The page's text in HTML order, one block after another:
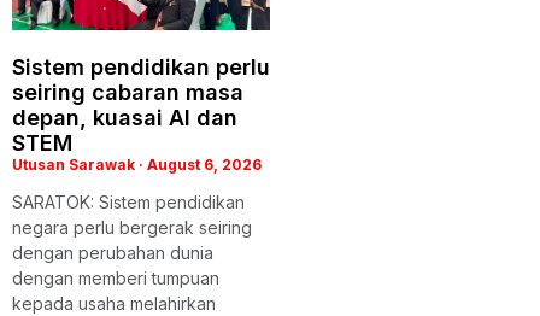
Sistem pendidikan perlu
seiring cabaran masa
depan, kuasai AI dan
STEM
Utusan Sarawak August 6, 2026
SARATOK: Sistem pendidikan
negara perlu bergerak seiring
dengan perubahan dunia
dengan memberi tumpuan
kepada usaha melahirkan